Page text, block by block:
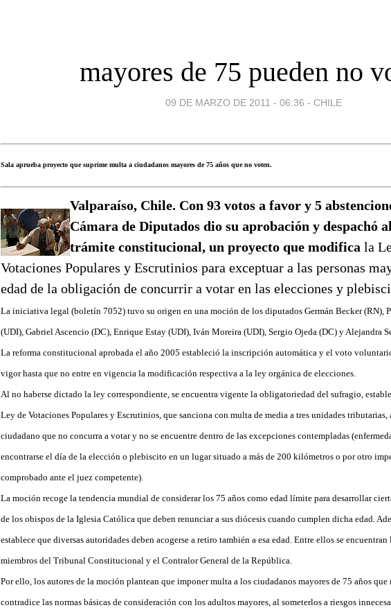
mayores de 75 pueden no
09 DE MARZO DE 2011 - 06:36 - CHILE
Sala aprueba proyecto que suprime multa a ciudadanos mayores de 75 años que no voten.
Valparaíso, Chile. Con 93 votos a favor y 5
Cámara de Diputados dio su aprobación y despachó
trámite constitucional, un proyecto que modifica la
Votaciones Populares y Escrutinios para exceptuar a las personas
edad de la obligación de concurrir a votar en las elecciones y
La iniciativa legal (boletín 7052) tuvo su origen en una moción de los diputados Germán Becker (RN),
(UDI), Gabriel Ascencio (DC), Enrique Estay (UDI), Iván Moreira (UDI), Sergio Ojeda (DC) y Alejandra
La reforma constitucional aprobada el año 2005 estableció la inscripción automática y el voto
vigor hasta que no entre en vigencia la modificación respectiva a la ley orgánica de elecciones.
Al no haberse dictado la ley correspondiente, se encuentra vigente la obligatoriedad del sufragio,
Ley de Votaciones Populares y Escrutinios, que sanciona con multa de media a tres unidades
ciudadano que no concurra a votar y no se encuentre dentro de las excepciones contempladas
encontrarse el día de la elección o plebiscito en un lugar situado a más de 200 kilómetros o por otro
comprobado ante el juez competente).
La moción recoge la tendencia mundial de considerar los 75 años como edad límite para desarrollar
de los obispos de la Iglesia Católica que deben renunciar a sus diócesis cuando cumplen dicha edad.
establece que diversas autoridades deben acogerse a retiro también a esa edad. Entre ellos se
miembros del Tribunal Constitucional y el Contralor General de la República.
Por ello, los autores de la moción plantean que imponer multa a los ciudadanos mayores de 75 años
contradice las normas básicas de consideración con los adultos mayores, al someterlos a riesgos